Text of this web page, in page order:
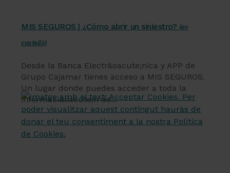
MIS SEGUROS | ¿Cómo abrir un siniestro? (en
castellà)
Desde la Banca Electr&oacute;nica y APP de
Grupo Cajamar tienes acceso a MIS SEGUROS.
Un lugar donde puedes acceder a toda la
informaci&oacute;n de...